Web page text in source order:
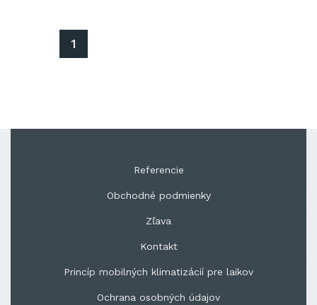
1
Referencie
Obchodné podmienky
Zľava
Kontakt
Princíp mobilných klimatizácií pre laikov
Ochrana osobných údajov